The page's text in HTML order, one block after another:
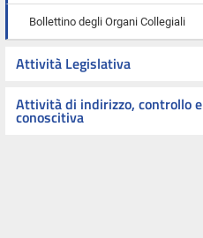
Bollettino degli Organi Collegiali
Attività Legislativa
Attività di indirizzo, controllo e
conoscitiva